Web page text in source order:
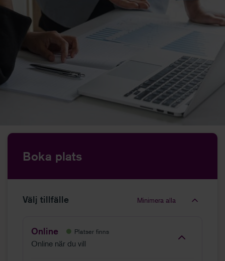
Boka plats
Välj tillfälle Minimera alla
Online Platser finns
Online när du vill